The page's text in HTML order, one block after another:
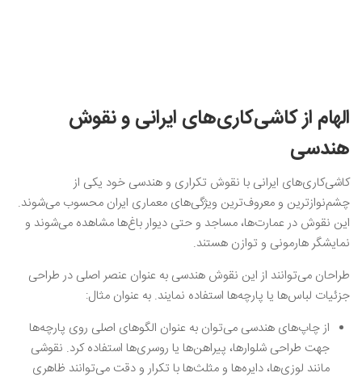
الهام از کاشی‌کاری‌های ایرانی و نقوش
هندسی
کاشی‌کاری‌های ایرانی با نقوش تکراری و هندسی خود یکی از
چشم‌نوازترین و معروف‌ترین ویژگی‌های معماری ایران محسوب می‌شوند.
این نقوش در عمارت‌ها، مساجد و حتی دیوار باغ‌ها مشاهده می‌شوند و
نمایشگر هارمونی و توازن هستند.
طراحان می‌توانند از این نقوش هندسی به عنوان عنصر اصلی در طراحی
جزئیات لباس‌ها یا پارچه‌ها استفاده نمایند. به عنوان مثال:
از چاپ‌های هندسی می‌توان به عنوان الگوهای اصلی روی پارچه‌ها
جهت طراحی شلوارها، پیراهن‌ها یا روسری‌ها استفاده کرد. نقوشی
مانند لوزی‌ها، دایره‌ها و مثلث‌ها با تکرار و دقت می‌توانند ظاهری